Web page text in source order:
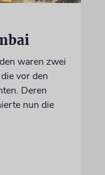
waren zwei
vor den
Deren
nun die